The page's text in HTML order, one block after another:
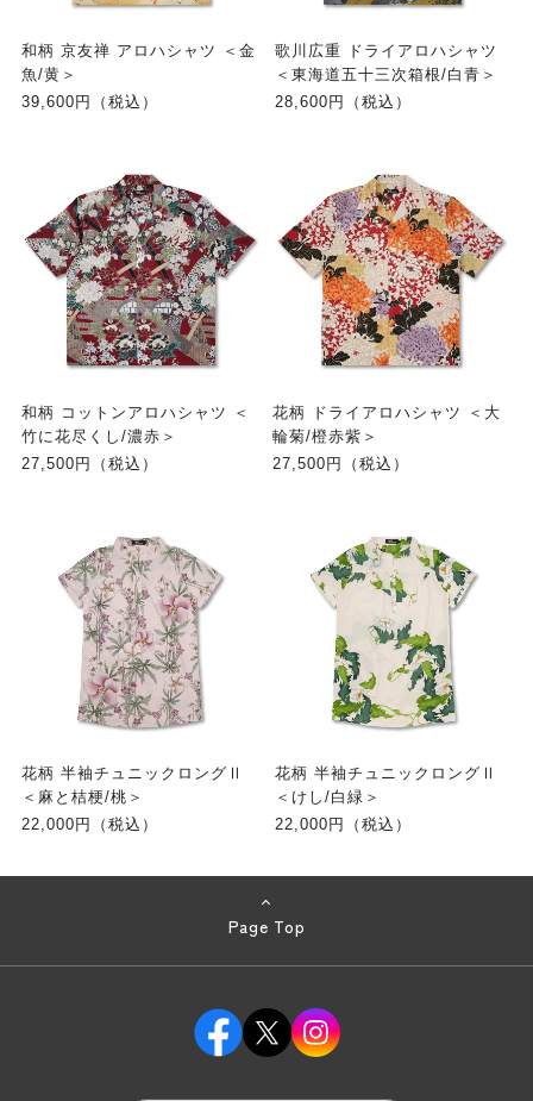
和柄 京友禅 アロハシャツ ＜金
魚/黄＞
39,600円（税込）
歌川広重 ドライアロハシャツ
＜東海道五十三次箱根/白青＞
28,600円（税込）
和柄 コットンアロハシャツ ＜
竹に花尽くし/濃赤＞
27,500円（税込）
花柄 ドライアロハシャツ ＜大
輪菊/橙赤紫＞
27,500円（税込）
花柄 半袖チュニックロングⅡ
＜麻と桔梗/桃＞
22,000円（税込）
花柄 半袖チュニックロングⅡ
＜けし/白緑＞
22,000円（税込）
Page Top